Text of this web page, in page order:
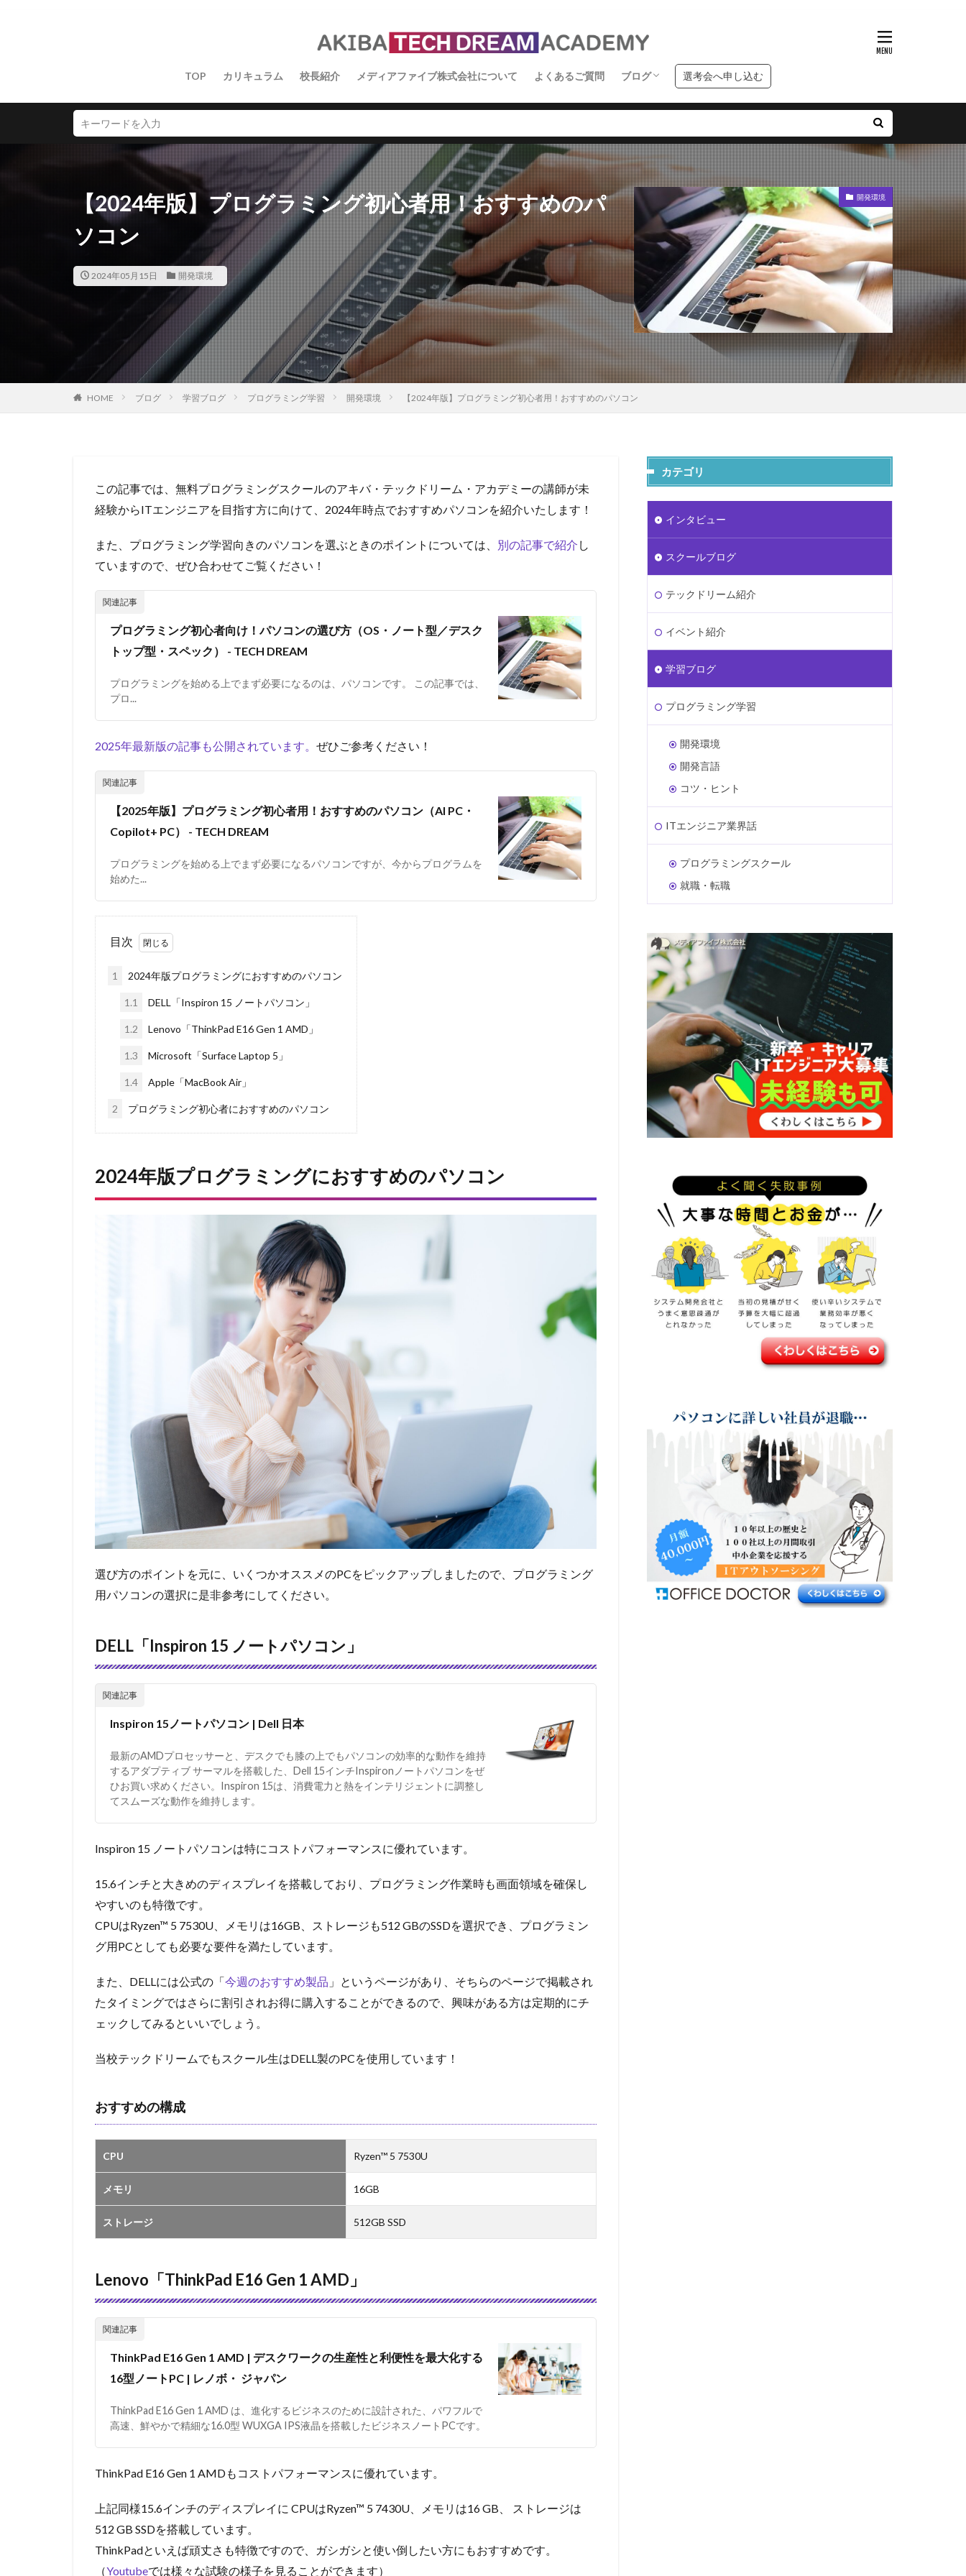
TOP カリキュラム 校長紹介 メディアファイブ株式会社について よくあるご質問 ブログ
インタビュー
スクールブログ
学習ブログ
選考会へ申し込む
【2024年版】プログラミング初心者用！おすすめのパ
ソコン
2024年05月15日 開発環境
開発環境
HOME ブログ 学習ブログ プログラミング学習 開発環境 【2024年版】プログラミング初心者用！おすすめのパソコン
この記事では、無料プログラミングスクールのアキバ・テックドリーム・アカデミーの講師が未
経験からITエンジニアを目指す方に向けて、2024年時点でおすすめパソコンを紹介いたします！
また、プログラミング学習向きのパソコンを選ぶときのポイントについては、 別の記事で紹介 し
ていますので、ぜひ合わせてご覧ください！
プログラミング初心者向け！パソコンの選び方（OS・ノート型／デスク
トップ型・スペック） - TECH DREAM
プログラミングを始める上でまず必要になるのは、パソコンです。 この記事では、
プロ...
2025年最新版の記事も公開されています。 ぜひご参考ください！
【2025年版】プログラミング初心者用！おすすめのパソコン（AI PC・
Copilot+ PC） - TECH DREAM
プログラミングを始める上でまず必要になるパソコンですが、今からプログラムを
始めた...
目次
1 2024年版プログラミングにおすすめのパソコン
1.1 DELL「Inspiron 15 ノートパソコン」
1.2 Lenovo「ThinkPad E16 Gen 1 AMD」
1.3 Microsoft「Surface Laptop 5」
1.4 Apple「MacBook Air」
2 プログラミング初心者におすすめのパソコン
2024年版プログラミングにおすすめのパソコン
選び方のポイントを元に、いくつかオススメのPCをピックアップしましたので、プログラミング
用パソコンの選択に是非参考にしてください。
DELL「Inspiron 15 ノートパソコン」
Inspiron 15ノートパソコン | Dell 日本
最新のAMDプロセッサーと、デスクでも膝の上でもパソコンの効率的な動作を維持
するアダプティブ サーマルを搭載した、Dell 15インチInspironノートパソコンをぜ
ひお買い求めください。Inspiron 15は、消費電力と熱をインテリジェントに調整し
てスムーズな動作を維持します。
Inspiron 15 ノートパソコンは特にコストパフォーマンスに優れています。
15.6インチと大きめのディスプレイを搭載しており、プログラミング作業時も画面領域を確保し
やすいのも特徴です。
CPUはRyzen™ 5 7530U、メモリは16GB、ストレージも512 GBのSSDを選択でき、プログラミン
グ用PCとしても必要な要件を満たしています。
また、 DELLには公式の「今週のおすすめ製品 」というページがあり、そちらのページで掲載され
たタイミングではさらに割引されお得に購入することができるので、興味がある方は定期的にチ
ェックしてみるといいでしょう。
当校テックドリームでもスクール生はDELL製のPCを使用しています！
おすすめの構成
CPU Ryzen™ 5 7530U
メモリ 16GB
ストレージ 512GB SSD
Lenovo「ThinkPad E16 Gen 1 AMD」
ThinkPad E16 Gen 1 AMD | デスクワークの生産性と利便性を最大化する
16型ノートPC | レノボ・ ジャパン
ThinkPad E16 Gen 1 AMD は、進化するビジネスのために設計された、パワフルで
高速、鮮やかで精細な16.0型 WUXGA IPS液晶を搭載したビジネスノートPCです。
ThinkPad E16 Gen 1 AMDもコストパフォーマンスに優れています。
上記同様15.6インチのディスプレイに CPUはRyzen™ 5 7430U、メモリは16 GB、 ストレージは
512 GB SSDを搭載しています。
ThinkPadといえば頑丈さも特徴ですので、ガシガシと使い倒したい方にもおすすめです。
（Youtubeでは様々な試験の様子を見ることができます）
カテゴリ
インタビュー
スクールブログ
テックドリーム紹介
イベント紹介
学習ブログ
プログラミング学習
開発環境
開発言語
コツ・ヒント
ITエンジニア業界話
プログラミングスクール
就職・転職